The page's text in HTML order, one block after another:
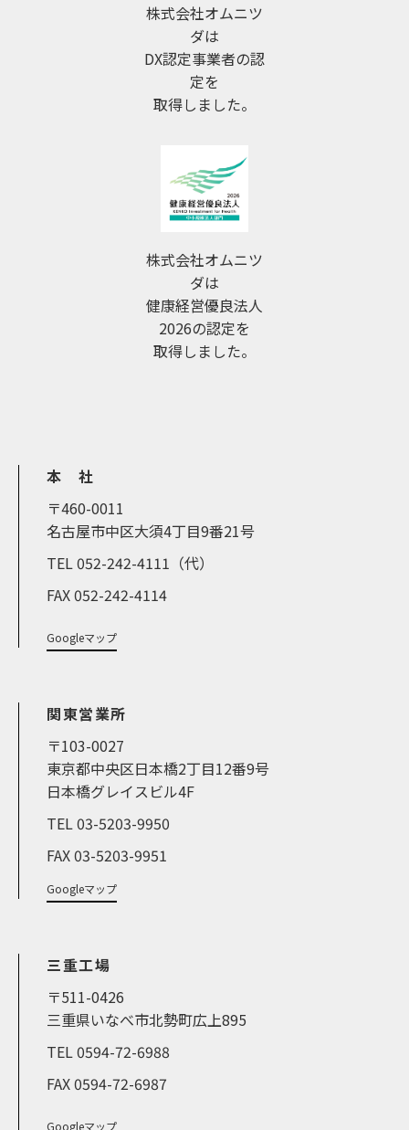
株式会社オムニツ
ダは
DX認定事業者の認
定を
取得しました。
株式会社オムニツ
ダは
健康経営優良法人
2026の認定を
取得しました。
本 社
〒460-0011
名古屋市中区大須4丁目9番21号
TEL 052-242-4111（代）
FAX 052-242-4114
Googleマップ
関東営業所
〒103-0027
東京都中央区日本橋2丁目12番9号
日本橋グレイスビル4F
TEL 03-5203-9950
FAX 03-5203-9951
Googleマップ
三重工場
〒511-0426
三重県いなべ市北勢町広上895
TEL 0594-72-6988
FAX 0594-72-6987
Googleマップ